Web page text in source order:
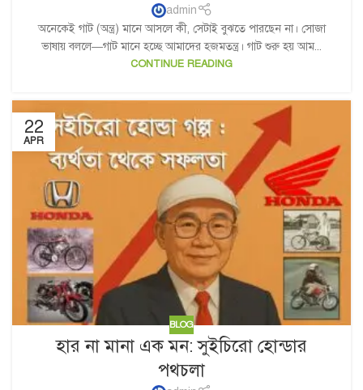
admin
অনেকেই গাট (অন্ত্র) মানে আসলে কী, সেটাই বুঝতে পারছেন না। সোজা
ভাষায় বললে—গাট মানে হচ্ছে আমাদের হজমতন্ত্র। গাট শুরু হয় আম...
CONTINUE READING
22
APR
BLOG
হার না মানা এক মন: সুইচিরো হোন্ডার
পথচলা